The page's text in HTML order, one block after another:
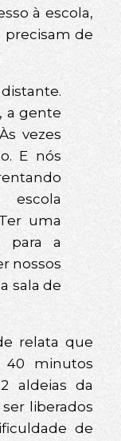
à escola,
precisam de
a gente
vezes
E nós
escola
uma
para a
nossos
sala de
relata que
40 minutos
aldeias da
liberados
de